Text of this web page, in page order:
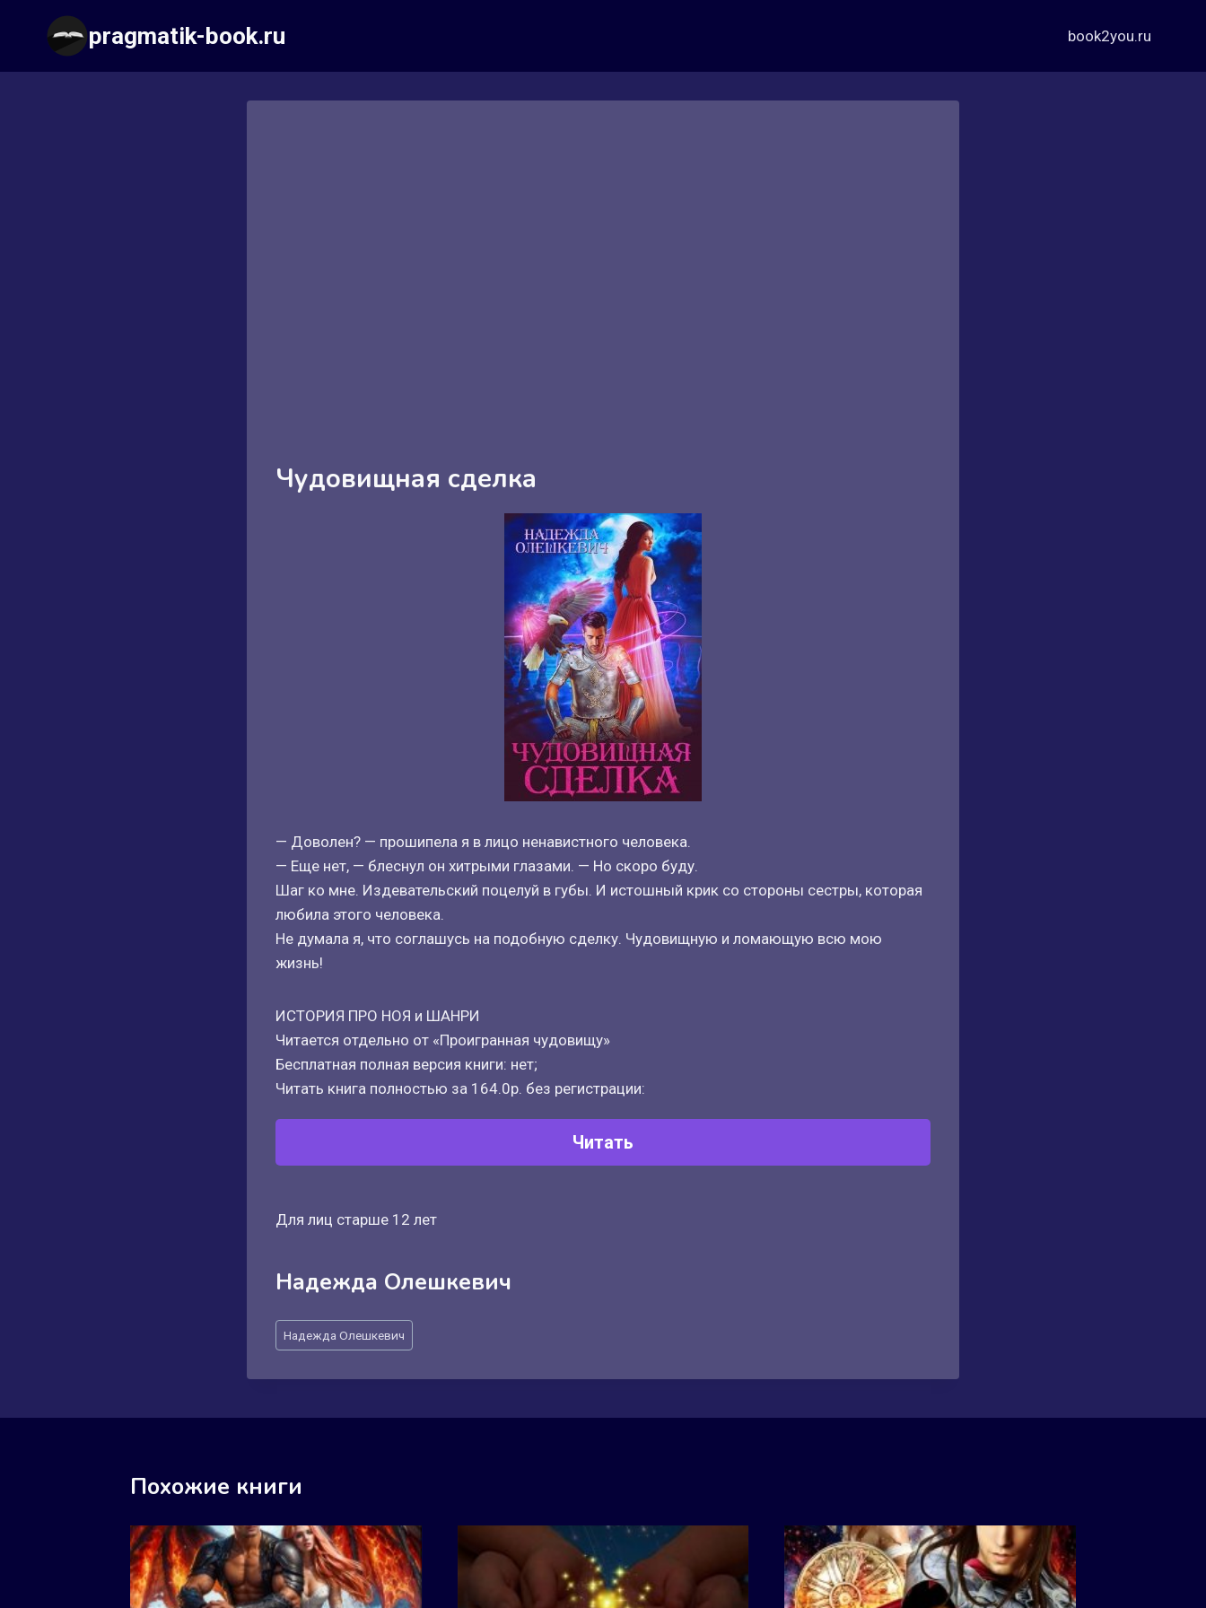
содержимому
pragmatik-book.ru book2you.ru
Чудовищная сделка
— Доволен? — прошипела я в лицо ненавистного человека.
— Еще нет, — блеснул он хитрыми глазами. — Но скоро буду.
Шаг ко мне. Издевательский поцелуй в губы. И истошный крик со стороны сестры, которая
любила этого человека.
Не думала я, что соглашусь на подобную сделку. Чудовищную и ломающую всю мою
жизнь!
ИСТОРИЯ ПРО НОЯ и ШАНРИ
Читается отдельно от «Проигранная чудовищу»
Бесплатная полная версия книги: нет;
Читать книга полностью за 164.0р. без регистрации:
Читать
Для лиц старше 12 лет
Надежда Олешкевич
Метки
записи:
Надежда Олешкевич
Похожие книги